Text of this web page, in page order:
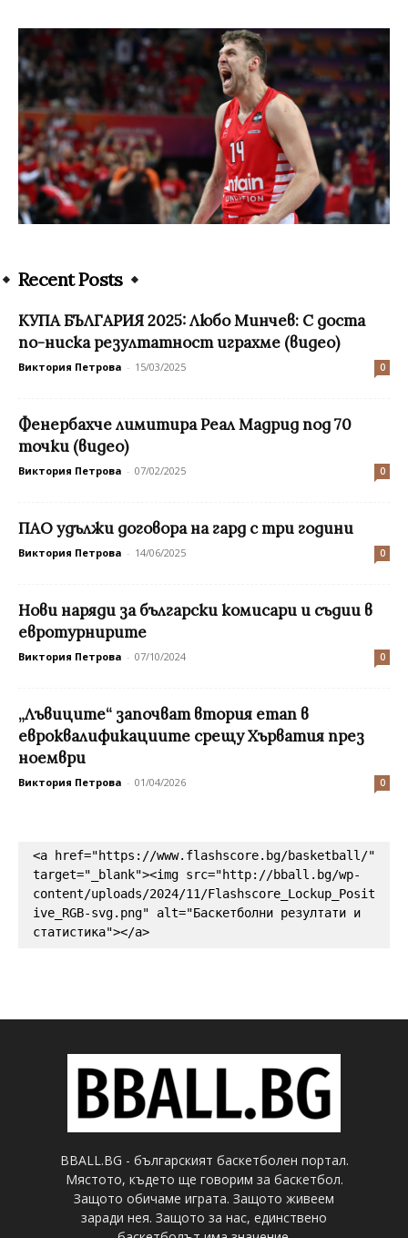
Recent Posts
КУПА БЪЛГАРИЯ 2025: Любо Минчев: С доста
по-ниска резултатност играхме (видео)
Виктория Петрова - 15/03/2025 0
Фенербахче лимитира Реал Мадрид под 70
точки (видео)
Виктория Петрова - 07/02/2025 0
ПАО удължи договора на гард с три години
Виктория Петрова - 14/06/2025 0
Нови наряди за български комисари и съдии в
евротурнирите
Виктория Петрова - 07/10/2024 0
„Лъвиците“ започват втория етап в
евроквалификациите срещу Хърватия през
ноември
Виктория Петрова - 01/04/2026 0
<a href="https://www.flashscore.bg/basketball/"
target="_blank"><img src="http://bball.bg/wp-
content/uploads/2024/11/Flashscore_Lockup_Posit
ive_RGB-svg.png" alt="Баскетболни резултати и
статистика"></a>
BBALL.BG - българският баскетболен портал.
Мястото, където ще говорим за баскетбол.
Защото обичаме играта. Защото живеем
заради нея. Защото за нас, единствено